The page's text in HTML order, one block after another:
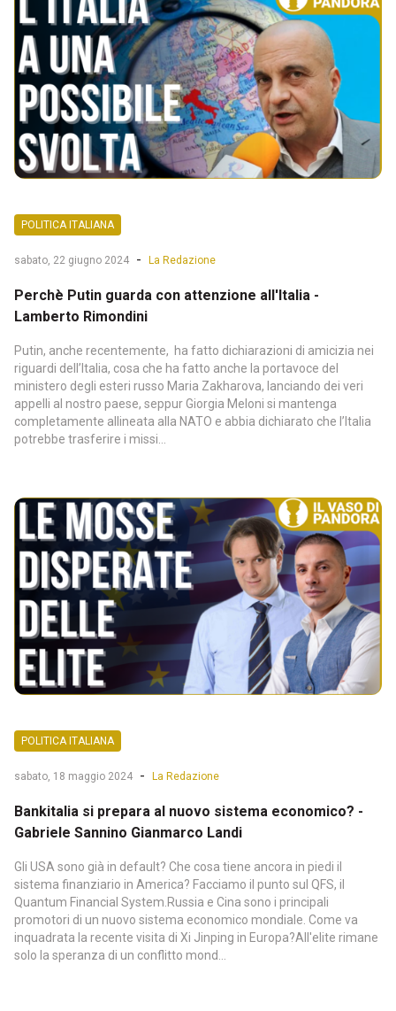
POLITICA ITALIANA
sabato, 22 giugno 2024 - La Redazione
Perchè Putin guarda con attenzione all'Italia -
Lamberto Rimondini
Putin, anche recentemente, ha fatto dichiarazioni di amicizia nei
riguardi dell’Italia, cosa che ha fatto anche la portavoce del
ministero degli esteri russo Maria Zakharova, lanciando dei veri
appelli al nostro paese, seppur Giorgia Meloni si mantenga
completamente allineata alla NATO e abbia dichiarato che l’Italia
potrebbe trasferire i missi...
POLITICA ITALIANA
sabato, 18 maggio 2024 - La Redazione
Bankitalia si prepara al nuovo sistema economico? -
Gabriele Sannino Gianmarco Landi
Gli USA sono già in default? Che cosa tiene ancora in piedi il
sistema finanziario in America? Facciamo il punto sul QFS, il
Quantum Financial System.Russia e Cina sono i principali
promotori di un nuovo sistema economico mondiale. Come va
inquadrata la recente visita di Xi Jinping in Europa?All'elite rimane
solo la speranza di un conflitto mond...